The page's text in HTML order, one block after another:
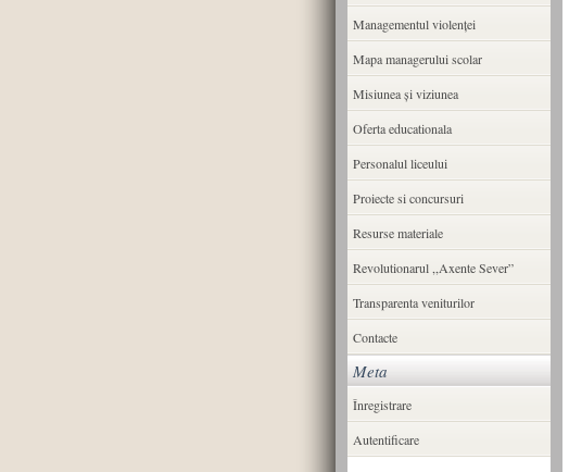
Managementul violenței
Mapa managerului scolar
Misiunea şi viziunea
Oferta educationala
Personalul liceului
Proiecte si concursuri
Resurse materiale
Revolutionarul ,,Axente Sever”
Transparenta veniturilor
Contacte
Meta
Înregistrare
Autentificare